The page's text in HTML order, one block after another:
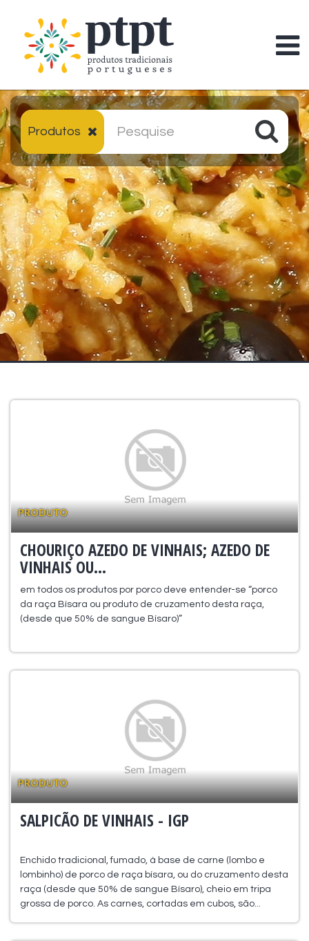
Produtos
PRODUTO
CHOURIÇO AZEDO DE VINHAIS; AZEDO DE
VINHAIS OU...
em todos os produtos por porco deve entender-se “porco
da raça Bísara ou produto de cruzamento desta raça,
(desde que 50% de sangue Bísaro)”
PRODUTO
SALPICÃO DE VINHAIS - IGP
Enchido tradicional, fumado, à base de carne (lombo e
lombinho) de porco de raça bísara, ou do cruzamento desta
raça (desde que 50% de sangue Bísaro), cheio em tripa
grossa de porco. As carnes, cortadas em cubos, são...